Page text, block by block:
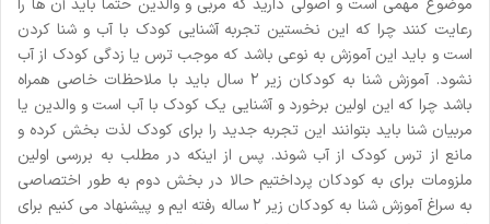
موضوع مهمی است و اصولی دارید که مربی و والدین حتما باید آن ها را
رعایت کنند چرا که این نخستین تجربه آشنایی کودک با آب و شنا کردن
است و باید این آموزش به نوعی باشد که موجب ترس یا زدگی کودک از آب
نشود. آموزش شنا به کودکان زیر ۲ سال باید با ملاحظات خاصی همراه
باشد چرا که این اولین برخورد و آشنایی یک کودک با آب است و والدین یا
مربیان شنا باید بتوانند این تجربه جدید را برای کودک لذت بخش کرده و
مانع از ترس کودک از آب شوند. پس از اینکه در مطلب به بررسی اولین
ملزومات برای به کودکان پرداختیم حالا در بخش دوم به طور اختصاصی
به سراغ آموزش شنا به کودکان زیر ۲ ساله رفته ایم و پیشنهاد می کنیم برای